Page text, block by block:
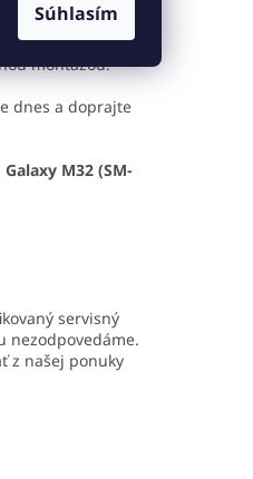
Súhlasím
vykonať s
montážou.
dnes a doprajte
M32 (SM-
servisný
nezodpovedáme.
z našej ponuky